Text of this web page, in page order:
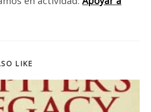
LIKE